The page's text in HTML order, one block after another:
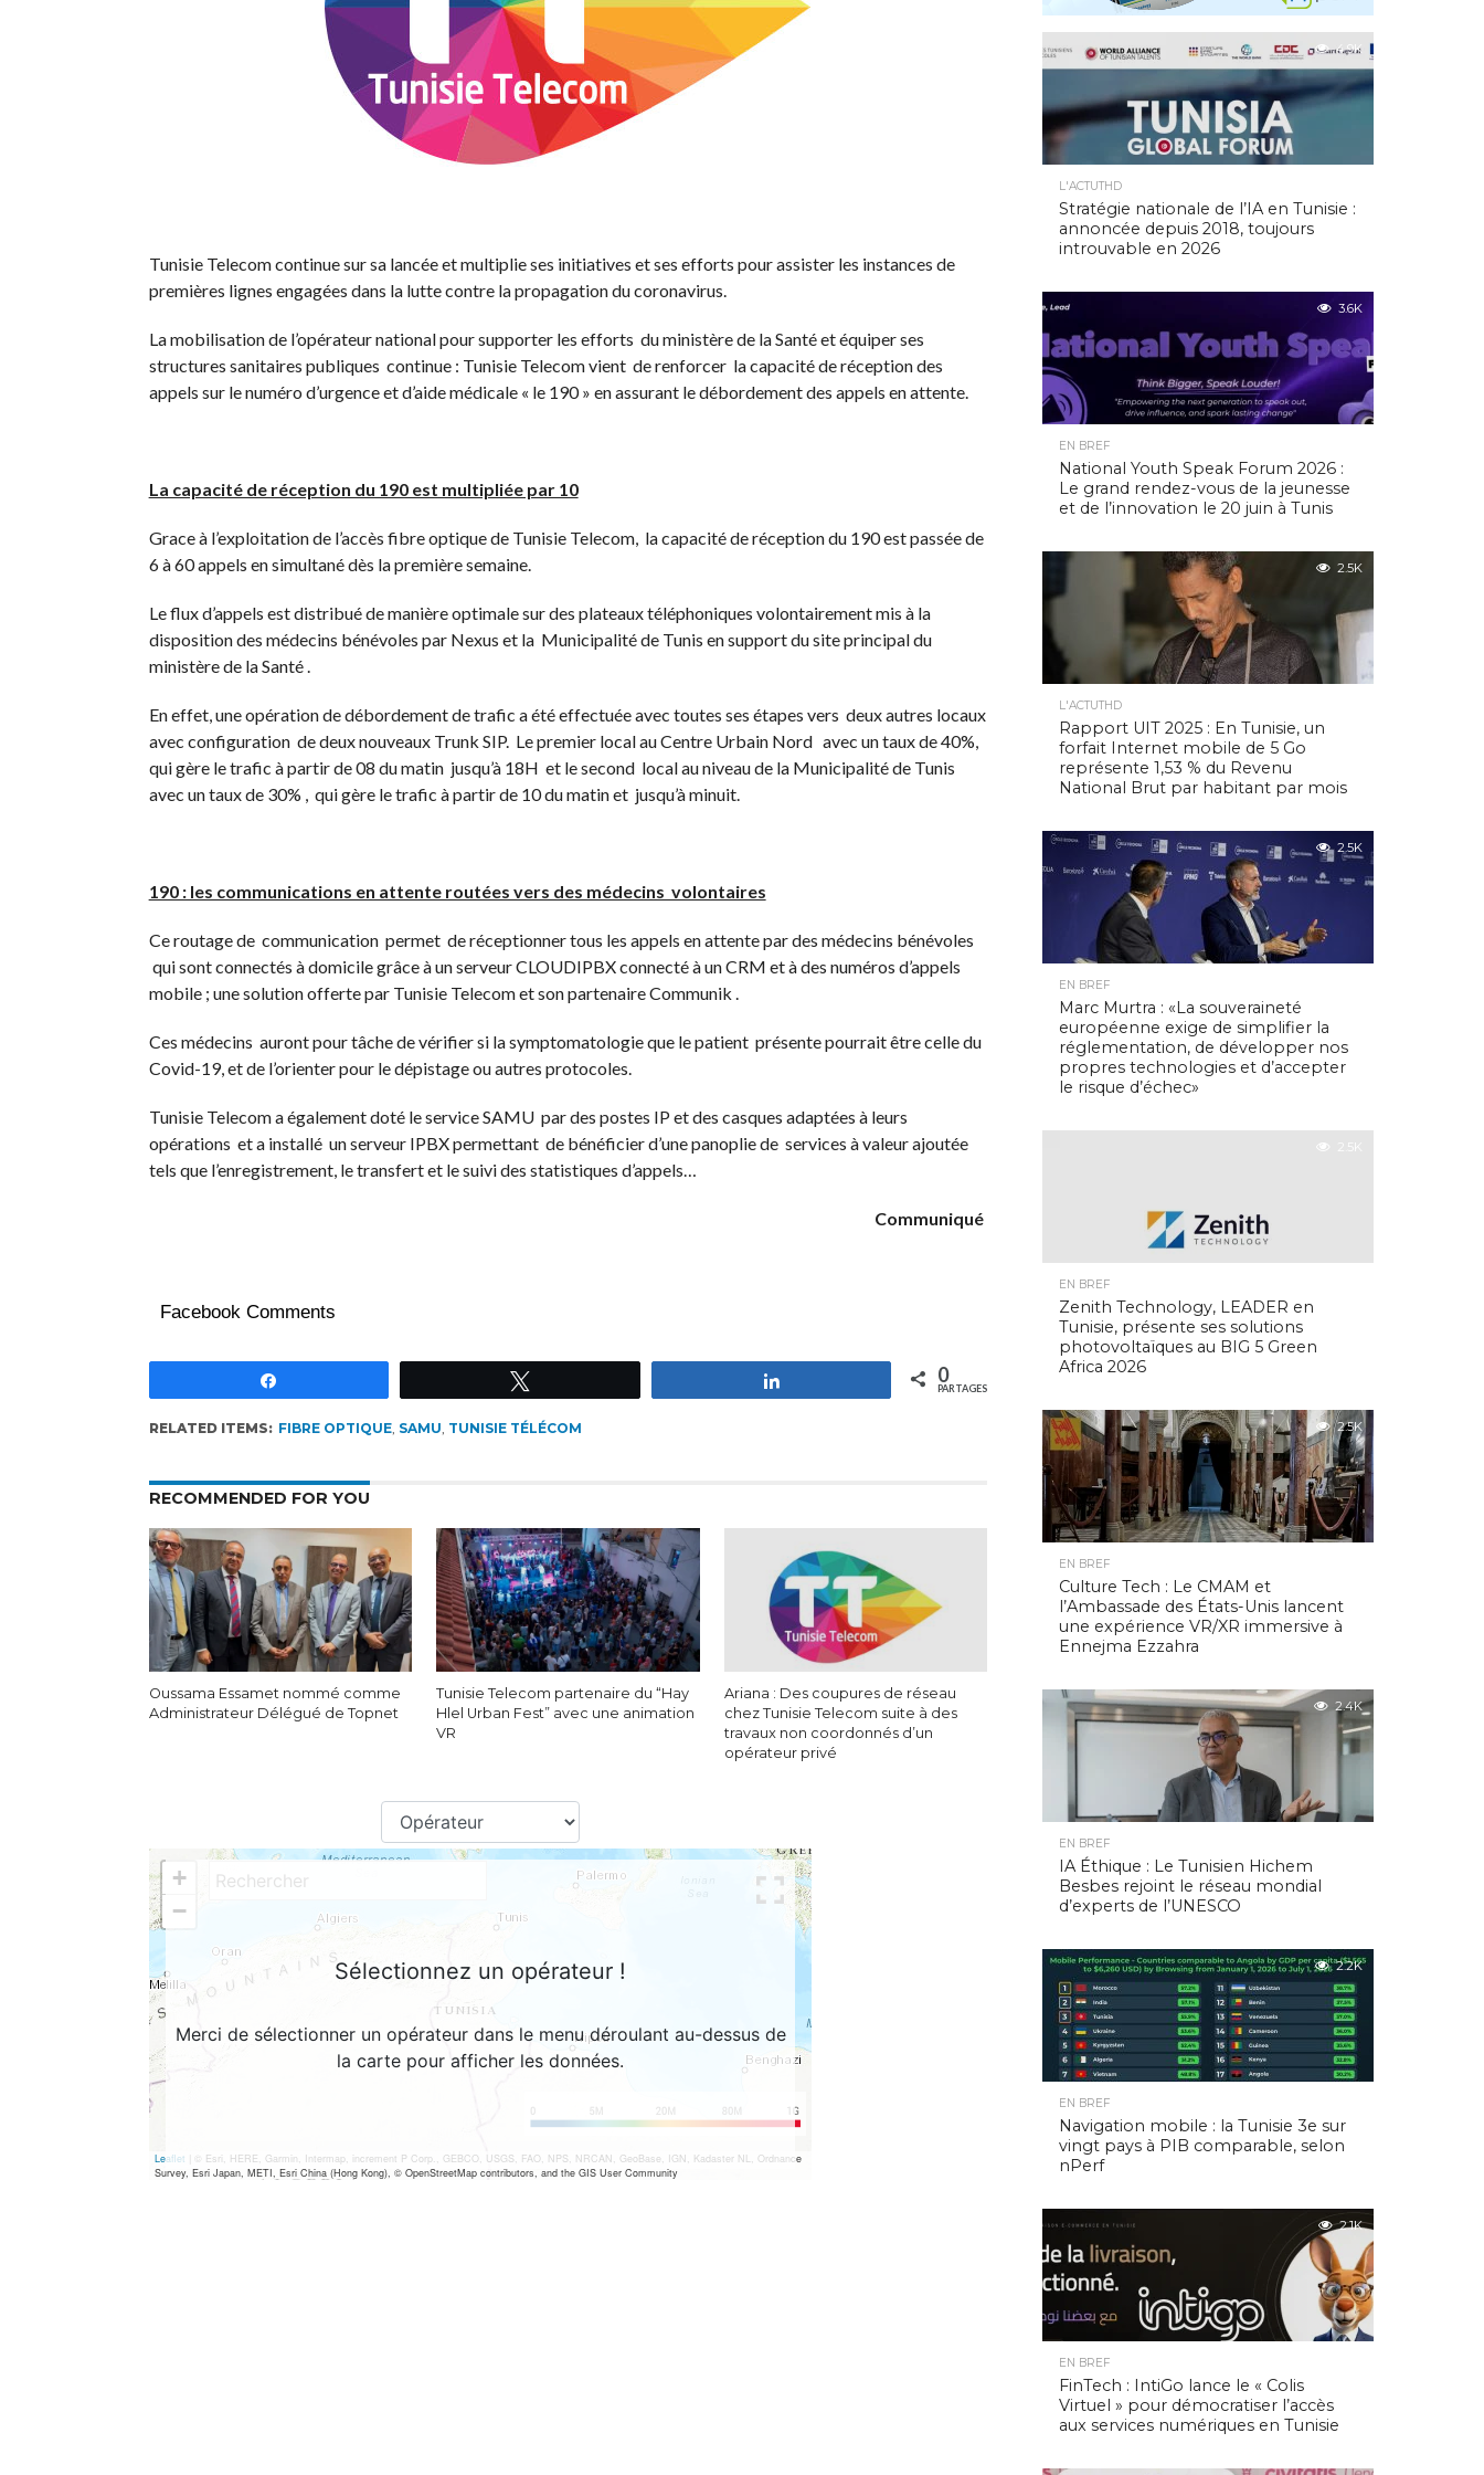
Tunisie Telecom continue sur sa lancée et multiplie ses initiatives et ses efforts pour assister les instances de
premières lignes engagées dans la lutte contre la propagation du coronavirus.
La mobilisation de l’opérateur national pour supporter les efforts du ministère de la Santé et équiper ses
structures sanitaires publiques continue : Tunisie Telecom vient de renforcer la capacité de réception des
appels sur le numéro d’urgence et d’aide médicale « le 190 » en assurant le débordement des appels en attente.
La capacité de réception du 190 est multipliée par 10
Grace à l’exploitation de l’accès fibre optique de Tunisie Telecom, la capacité de réception du 190 est passée de
6 à 60 appels en simultané dès la première semaine.
Le flux d’appels est distribué de manière optimale sur des plateaux téléphoniques volontairement mis à la
disposition des médecins bénévoles par Nexus et la Municipalité de Tunis en support du site principal du
ministère de la Santé .
En effet, une opération de débordement de trafic a été effectuée avec toutes ses étapes vers deux autres locaux
avec configuration de deux nouveaux Trunk SIP. Le premier local au Centre Urbain Nord avec un taux de 40%,
qui gère le trafic à partir de 08 du matin jusqu’à 18H et le second local au niveau de la Municipalité de Tunis
avec un taux de 30% , qui gère le trafic à partir de 10 du matin et jusqu’à minuit.
190 : les communications en attente routées vers des médecins volontaires
Ce routage de communication permet de réceptionner tous les appels en attente par des médecins bénévoles
qui sont connectés à domicile grâce à un serveur CLOUDIPBX connecté à un CRM et à des numéros d’appels
mobile ; une solution offerte par Tunisie Telecom et son partenaire Communik .
Ces médecins auront pour tâche de vérifier si la symptomatologie que le patient présente pourrait être celle du
Covid-19, et de l’orienter pour le dépistage ou autres protocoles.
Tunisie Telecom a également doté le service SAMU par des postes IP et des casques adaptées à leurs
opérations et a installé un serveur IPBX permettant de bénéficier d’une panoplie de services à valeur ajoutée
tels que l’enregistrement, le transfert et le suivi des statistiques d’appels…
Communiqué
Facebook Comments
0
PARTAGES
RELATED ITEMS: FIBRE OPTIQUE, SAMU, TUNISIE TÉLÉCOM
RECOMMENDED FOR YOU
Oussama Essamet nommé comme
Administrateur Délégué de Topnet
Tunisie Telecom partenaire du “Hay
Hlel Urban Fest” avec une animation
VR
Ariana : Des coupures de réseau
chez Tunisie Telecom suite à des
travaux non coordonnés d’un
opérateur privé
4.9K
L'ACTUTHD
Stratégie nationale de l’IA en Tunisie :
annoncée depuis 2018, toujours
introuvable en 2026
3.6K
EN BREF
National Youth Speak Forum 2026 :
Le grand rendez-vous de la jeunesse
et de l’innovation le 20 juin à Tunis
2.5K
L'ACTUTHD
Rapport UIT 2025 : En Tunisie, un
forfait Internet mobile de 5 Go
représente 1,53 % du Revenu
National Brut par habitant par mois
2.5K
EN BREF
Marc Murtra : «La souveraineté
européenne exige de simplifier la
réglementation, de développer nos
propres technologies et d’accepter
le risque d’échec»
2.5K
EN BREF
Zenith Technology, LEADER en
Tunisie, présente ses solutions
photovoltaïques au BIG 5 Green
Africa 2026
2.5K
EN BREF
Culture Tech : Le CMAM et
l’Ambassade des États-Unis lancent
une expérience VR/XR immersive à
Ennejma Ezzahra
2.4K
EN BREF
IA Éthique : Le Tunisien Hichem
Besbes rejoint le réseau mondial
d’experts de l’UNESCO
2.2K
EN BREF
Navigation mobile : la Tunisie 3e sur
vingt pays à PIB comparable, selon
nPerf
2.1K
EN BREF
FinTech : IntiGo lance le « Colis
Virtuel » pour démocratiser l’accès
aux services numériques en Tunisie